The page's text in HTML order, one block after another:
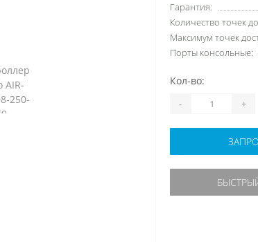
Гарантия:
Количество точек
Максимум точек
Порты консольные:
Кол-во:
- +